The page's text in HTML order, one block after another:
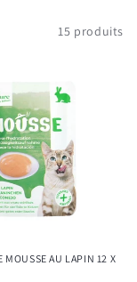
15 produits
MOUSSE AU LAPIN 12 X